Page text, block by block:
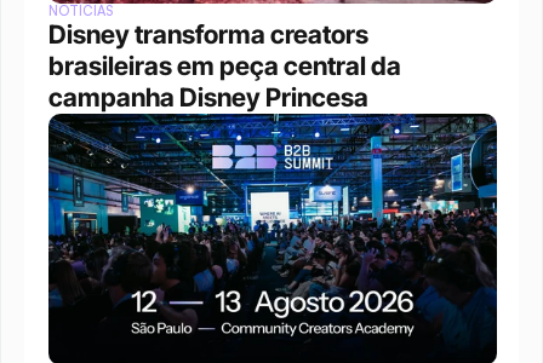
NOTÍCIAS
Disney transforma creators
brasileiras em peça central da
campanha Disney Princesa